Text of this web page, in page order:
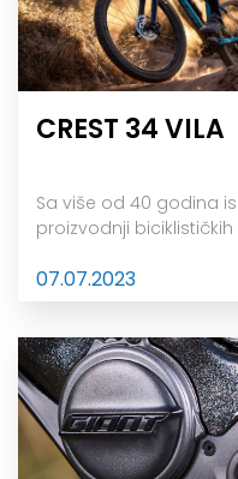
CREST 34 VILA
Sa više od 40 godina
proizvodnji biciklističkih
07.07.2023